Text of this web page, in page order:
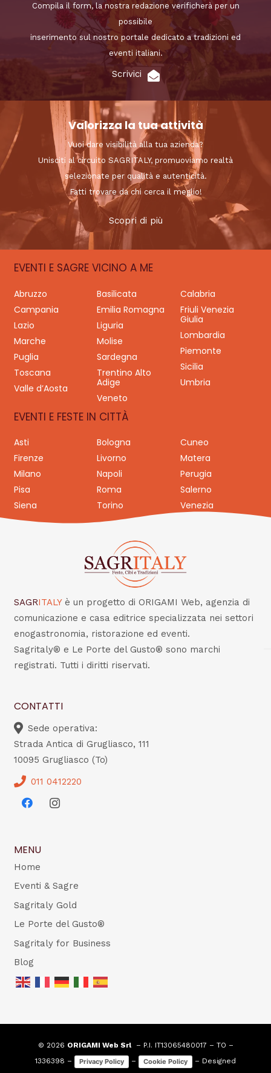
Compila il form, la nostra redazione verificherà per un
possibile
inserimento sul nostro portale dedicato a tradizioni ed
eventi italiani.
Scrivici
Valorizza la tua attività
Vuoi dare visibilità alla tua azienda?
Unisciti al circuito SAGRITALY, promuoviamo realtà
selezionate per qualità e autenticità.
Fatti trovare da chi cerca il meglio!
Scopri di più
EVENTI E SAGRE VICINO A ME
Abruzzo Basilicata
Calabria
Campania
Emilia Romagna
Friuli Venezia
Giulia
Lazio
Liguria
Lombardia
Marche
Molise
Piemonte
Puglia
Sardegna
Sicilia
Toscana
Trentino Alto
Adige
Umbria
Valle d’Aosta
Veneto
EVENTI E FESTE IN CITTÀ
Asti Bologna
Cuneo
Firenze
Livorno
Matera
Milano
Napoli
Perugia
Pisa
Roma
Salerno
Siena
Torino Venezia
SAGRITALY è un progetto di ORIGAMI Web, agenzia di
comunicazione e casa editrice specializzata nei settori
enogastronomia, ristorazione ed eventi.
Sagritaly® e Le Porte del Gusto® sono marchi
registrati. Tutti i diritti riservati.
CONTATTI
Sede operativa:
Strada Antica di Grugliasco, 111
10095 Grugliasco (To)
011 0412220
MENU
Home
Eventi & Sagre
Sagritaly Gold
Le Porte del Gusto®
Sagritaly for Business
Blog
© 2026 ORIGAMI Web Srl– P.I. IT13065480017 – TO –
1336398 –
Privacy Policy – Cookie Policy
– Designed